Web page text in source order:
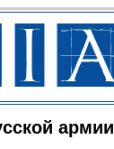
армии